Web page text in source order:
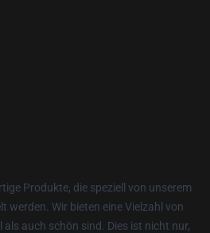
Produkte, die speziell von unserem
werden. Wir bieten eine Vielzahl von
auch schön sind. Dies ist nicht nur,